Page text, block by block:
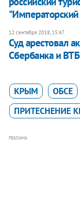
12 сентября 2018, 15:47
Суд арестовал
Сбербанка и
КРЫМ
ОБСЕ
ПРИТЕСНЕНИЕ
РЕКЛАМА